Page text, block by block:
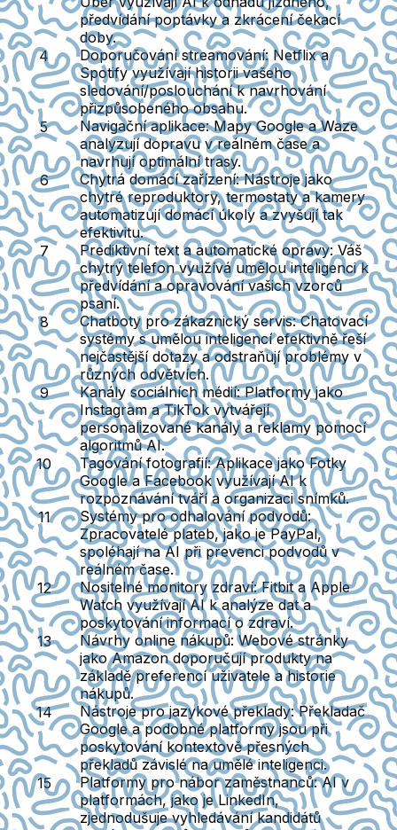
předvídání poptávky a zkrácení čekací
doby.
Doporučování streamování:Netflix a
Spotify využívají historii vašeho
sledování/poslouchání k navrhování
přizpůsobeného obsahu.
Navigační aplikace:Mapy Google a Waze
analyzují dopravu v reálném čase a
navrhují optimální trasy.
Chytrá domácí zařízení:Nástroje jako
chytré reproduktory, termostaty a kamery
automatizují domácí úkoly a zvyšují tak
efektivitu.
Prediktivní text a automatické opravy: Váš
chytrý telefon využívá umělou inteligenci k
předvídání a opravování vašich vzorců
psaní.
Chatboty pro zákaznický servis:Chatovací
systémy s umělou inteligencí efektivně řeší
nejčastější dotazy a odstraňují problémy v
různých odvětvích.
Kanály sociálních médií:Platformy jako
Instagram a TikTok vytvářejí
personalizované kanály a reklamy pomocí
algoritmů AI.
Tagování fotografií:Aplikace jako Fotky
Google a Facebook využívají AI k
rozpoznávání tváří a organizaci snímků.
Systémy pro odhalování podvodů:
Zpracovatelé plateb, jako je PayPal,
spoléhají na AI při prevenci podvodů v
reálném čase.
Nositelné monitory zdraví:Fitbit a Apple
Watch využívají AI k analýze dat a
poskytování informací o zdraví.
Návrhy online nákupů: Webové stránky
jako Amazon doporučují produkty na
základě preferencí uživatele a historie
nákupů.
Nástroje pro jazykové překlady:Překladač
Google a podobné platformy jsou při
poskytování kontextově přesných
překladů závislé na umělé inteligenci.
Platformy pro nábor zaměstnanců:AI v
platformách, jako je LinkedIn,
zjednodušuje vyhledávání kandidátů